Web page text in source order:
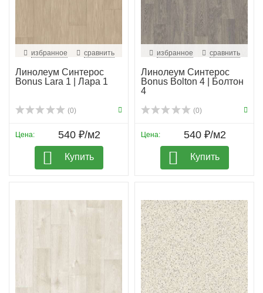
избранное сравнить
Линолеум Синтерос
Bonus Lara 1 | Лара 1
(0)
Цена: 540 ₽/м2
Купить
избранное сравнить
Линолеум Синтерос
Bonus Bolton 4 | Болтон
4
(0)
Цена: 540 ₽/м2
Купить